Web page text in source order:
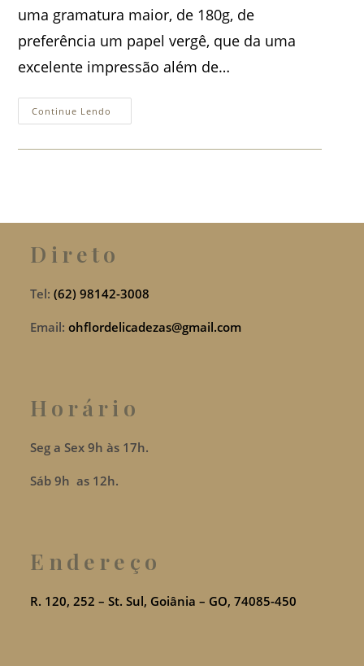
uma gramatura maior, de 180g, de
preferência um papel vergê, que da uma
excelente impressão além de…
Continue Lendo
Para
Direto
Tel: (62) 98142-3008
Email:ohflordelicadezas@gmail.com
Horário
Seg a Sex 9h às 17h.
Sáb 9h as 12h.
Endereço
R. 120, 252 – St. Sul, Goiânia – GO, 74085-450